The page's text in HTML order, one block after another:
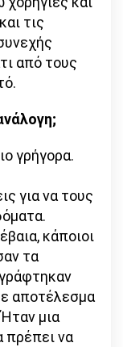
τις
από τους
γρήγορα.
για να τους
κάποιοι
τα
αποτέλεσμα
μια
πρέπει να